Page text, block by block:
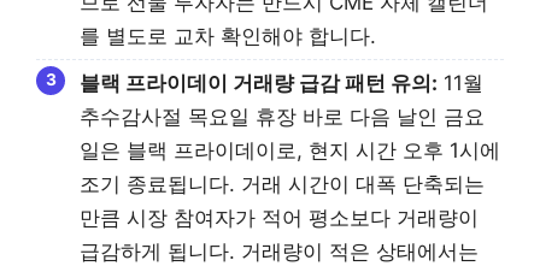
를 별도로 교차 확인해야 합니다.
블랙 프라이데이 거래량 급감 패턴 유의: 11월
추수감사절 목요일 휴장 바로 다음 날인 금요
일은 블랙 프라이데이로, 현지 시간 오후 1시에
조기 종료됩니다. 거래 시간이 대폭 단축되는
만큼 시장 참여자가 적어 평소보다 거래량이
급감하게 됩니다. 거래량이 적은 상태에서는